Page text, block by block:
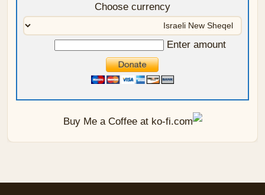
Choose currency
Enter amount